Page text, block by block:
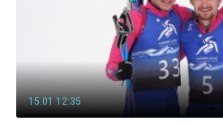
15.01 12:35